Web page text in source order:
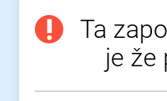
Ta
je že